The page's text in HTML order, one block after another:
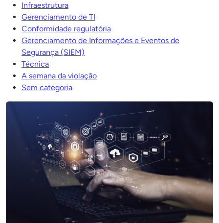
Infraestrutura
Gerenciamento de TI
Conformidade regulatória
Gerenciamento de Informações e Eventos de
Segurança (SIEM)
Técnica
A semana da violação
Sem categoria